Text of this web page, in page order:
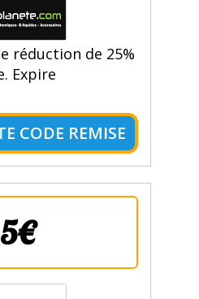
réduction de 25%
Expire
CODE REMISE
5€